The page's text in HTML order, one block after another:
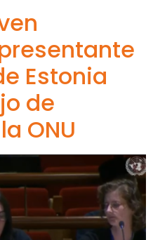
Estonia
de
ONU